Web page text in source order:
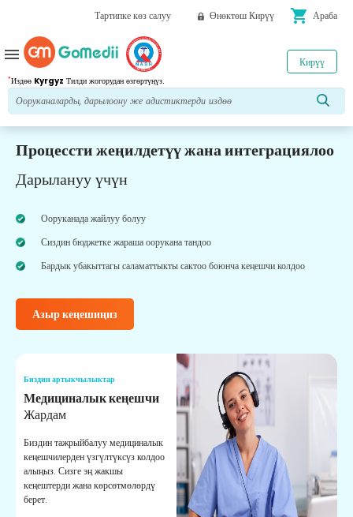
Тартипке көз салуу Өнөктөш Кирүү shopping_cart Араба
*Издөө Kyrgyz Тилди жогорудан өзгөртүңүз.
Кирүү
menu
Процессти жеңилдетүү жана интеграциялоо
Дарылануу үчүн
Ооруканада жайлуу болуу
Сиздин бюджетке жараша оорукана тандоо
Бардык убакыттагы саламаттыкты сактоо боюнча кеңешчи колдоо
Азыр кеңешиңиз
Биздин артыкчылыктар
Медициналык кеңешчи
Жардам
Биздин тажрыйбалуу медициналык
кеңешчилерден үзгүлтүксүз колдоо
алыңыз. Сизге эң жакшы
кеңештерди жана көрсөтмөлөрдү
берет.